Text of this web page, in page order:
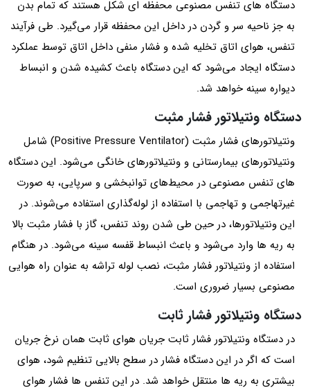
دستگاه های تنفس مصنوعی محفظه ای شکل هستند که تمام بدن
به جز ناحیه سر و گردن در داخل این محفظه قرار می‌گیرد. طی فرآیند
تنفس، هوای اتاق تخلیه شده و فشار منفی داخل اتاق توسط عملکرد
دستگاه ایجاد می‌‌شود که این دستگاه باعث کشیده شدن و انبساط
دیواره سینه خواهد شد.
دستگاه ونتیلاتور فشار مثبت
ونتیلاتورهای فشار مثبت (Positive Pressure Ventilator) شامل
ونتیلاتورهای بیمارستانی و ونتیلاتورهای خانگی می‌شود. این دستگاه
های تنفس مصنوعی در محیط‌های توانبخشی و سرپایی، به صورت
غیرتهاجمی و تهاجمی با استفاده از لوله‌گذاری استفاده می‌‌شوند. در
این ونتیلاتورها، در حین طی شدن روند تنفس، گاز با فشار مثبت بالا
به ریه ها وارد می‌شود و باعث انبساط قفسه سینه می‌شود. در هنگام
استفاده از ونتیلاتور فشار مثبت، نصب لوله تراشه به عنوان راه هوایی
مصنوعی بسیار ضروری است.
دستگاه ونتیلاتور فشار ثابت
در دستگاه ونتیلاتور فشار ثابت جریان هوای ثابت همان نرخ جریان
است که اگر در این دستگاه فشار در سطح بالایی تنظیم شود، هوای
بیشتری به ریه ها منتقل خواهد شد. در این تنفس ها فشار هوای